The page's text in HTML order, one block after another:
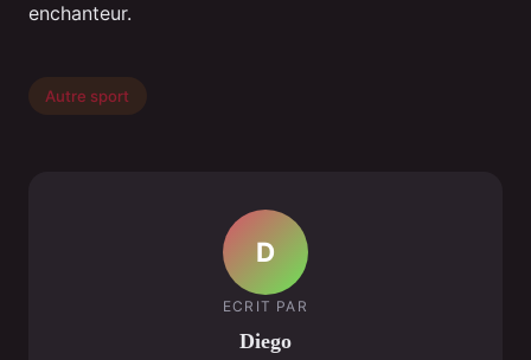
enchanteur.
Autre sport
D
ECRIT PAR
Diego